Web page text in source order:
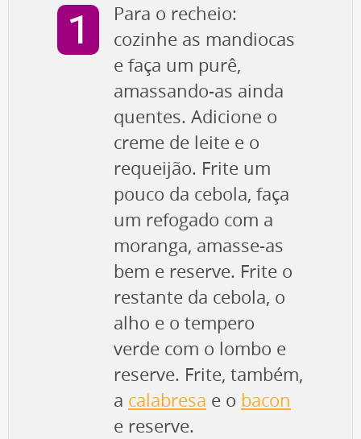
Para o recheio:
cozinhe as mandiocas
e faça um purê,
amassando-as ainda
quentes. Adicione o
creme de leite e o
requeijão. Frite um
pouco da cebola, faça
um refogado com a
moranga, amasse-as
bem e reserve. Frite o
restante da cebola, o
alho e o tempero
verde com o lombo e
reserve. Frite, também,
a calabresa e o bacon
e reserve.